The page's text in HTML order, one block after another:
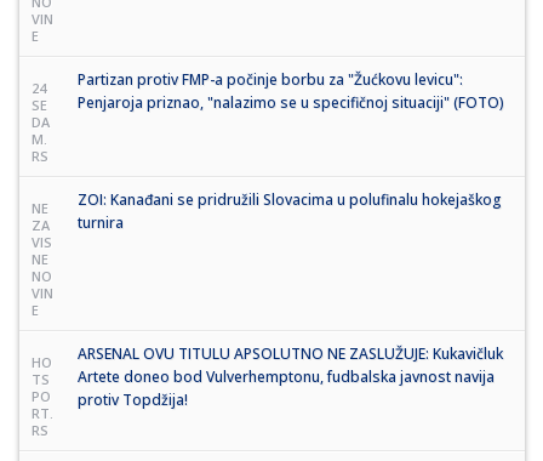
VIN
E
24
SE
DA
M.
RS
Partizan protiv FMP-a počinje borbu za "Žućkovu levicu":
Penjaroja priznao, "nalazimo se u specifičnoj situaciji" (FOTO)
NE
ZA
VIS
NE
NO
VIN
E
ZOI: Kanađani se pridružili Slovacima u polufinalu hokejaškog
turnira
HO
TS
PO
RT.
RS
ARSENAL OVU TITULU APSOLUTNO NE ZASLUŽUJE: Kukavičluk
Artete doneo bod Vulverhemptonu, fudbalska javnost navija
protiv Topdžija!